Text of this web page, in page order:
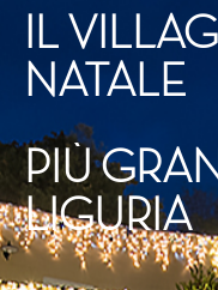
IL
NATALE
PIÙ
LIGURIA